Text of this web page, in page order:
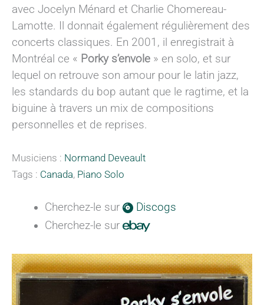
avec Jocelyn Ménard et Charlie Chomereau-
Lamotte. Il donnait également régulièrement des
concerts classiques. En 2001, il enregistrait à
Montréal ce « Porky s’envole » en solo, et sur
lequel on retrouve son amour pour le latin jazz,
les standards du bop autant que le ragtime, et la
biguine à travers un mix de compositions
personnelles et de reprises.
Musiciens : Normand Deveault
Tags : Canada, Piano Solo
Cherchez-le sur
Discogs
Cherchez-le sur